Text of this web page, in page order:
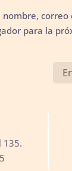
nombre,
para la
135.